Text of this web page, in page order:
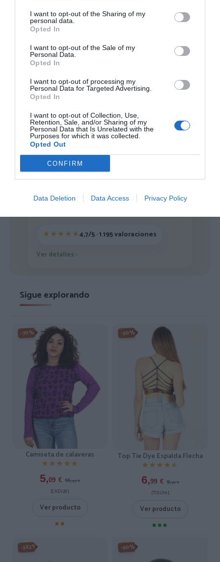
I want to opt-out of the Sharing of my
personal data.
Opted In
I want to opt-out of the Sale of my
Personal Data.
Opted In
I want to opt-out of processing my
Personal Data for Targeted Advertising.
Opted In
I want to opt-out of Collection, Use,
Retention, Sale, and/or Sharing of my
Personal Data that Is Unrelated with the
Purposes for which it was collected.
Opted Out
CONFIRM
Data Deletion Data Access Privacy Policy
[PENR01 ]
Cargar más productos
1 2 3
Casi 3 décadas vistiendo almas libres con piezas
4,7/5 · 1.195 valoraciones
Ver detalles ›
Sigue explorando
-70%
Camiseta de calaveras
★★★★★
★★★★★
5,09 € 16,95 €
[CAEV28 ]
Ver producto
-30%
Top Tie Dye Espalda Flecha
★★★★★
★★★★★
6,99 € 9,99 €
[TOJU19 ]
Ver producto
-3X2% -50%